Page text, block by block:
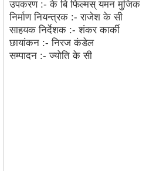
उपकरण :- के बि फिल्मस् यमन मुजिक
निर्माण नियन्त्रक :- राजेश के सी
साहयक निर्देशक :- शंकर कार्की
छायांकन :- निरज कंडेल
सम्पादन :- ज्योति के सी